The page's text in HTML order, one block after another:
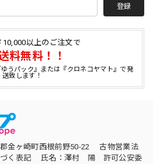
登録
10,000以上のご注文で
料無料！！
うパック』または『クロネコヤマト』で発
送致します！
金ヶ崎町西根前野50-22 古物営業法
づく表記 氏名：澤村 陽 許可公安委